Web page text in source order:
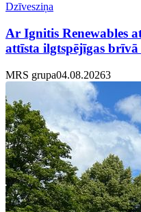
Dzīvesziņa
Ar Ignitis Renewables
attīsta ilgtspējīgas
MRS grupa04.08.20263